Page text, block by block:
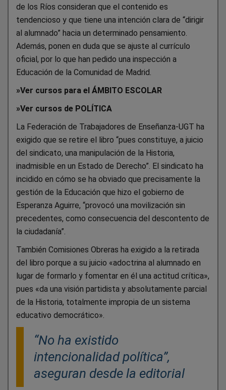
de los Ríos consideran que el contenido es
tendencioso y que tiene una intención clara de “dirigir
al alumnado” hacia un determinado pensamiento.
Además, ponen en duda que se ajuste al currículo
oficial, por lo que han pedido una inspección a
Educación de la Comunidad de Madrid.
»Ver cursos para el ÁMBITO ESCOLAR
»Ver cursos de POLÍTICA
La Federación de Trabajadores de Enseñanza-UGT ha
exigido que se retire el libro “pues constituye, a juicio
del sindicato, una manipulación de la Historia,
inadmisible en un Estado de Derecho”. El sindicato ha
incidido en cómo se ha obviado que precisamente la
gestión de la Educación que hizo el gobierno de
Esperanza Aguirre, “provocó una movilización sin
precedentes, como consecuencia del descontento de
la ciudadanía”.
También Comisiones Obreras ha exigido a la retirada
del libro porque a su juicio «adoctrina al alumnado en
lugar de formarlo y fomentar en él una actitud crítica»,
pues «da una visión partidista y absolutamente parcial
de la Historia, totalmente impropia de un sistema
educativo democrático».
“No ha existido
intencionalidad política”,
aseguran desde la editorial